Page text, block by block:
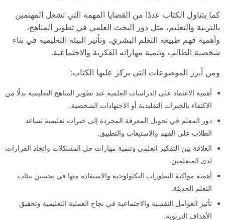
كما يتناول الكتاب عددًا من القضايا المهمة التي تشغل المهتمين
بالتربية والتعليم، مثل دور البحث العلمي في تطوير المناهج،
وأهمية فهم طبيعة التعلم البشري، وتأثير البيئة التعليمية في بناء
شخصية الطالب وتنمية مهاراته الفكرية والاجتماعية.
ومن أبرز الموضوعات التي يركز عليها الكتاب:
أهمية الاعتماد على الدراسات العلمية عند تطوير المناهج التعليمية بدلًا من
الاكتفاء بالخبرات التقليدية أو الاجتهادات الشخصية.
دور المعلم في تحويل المعرفة المجردة إلى خبرات تعليمية تساعد
الطلاب على الفهم والاستيعاب والتطبيق.
العلاقة بين التفكير العلمي وتنمية مهارات حل المشكلات واتخاذ القرارات
لدى المتعلمين.
أهمية مواكبة التطورات التكنولوجية والاستفادة منها في تحسين بيئات
التعلم الحديثة.
تأثير العوامل النفسية والاجتماعية في نجاح العملية التعليمية وتحقيق
الأهداف التربوية.